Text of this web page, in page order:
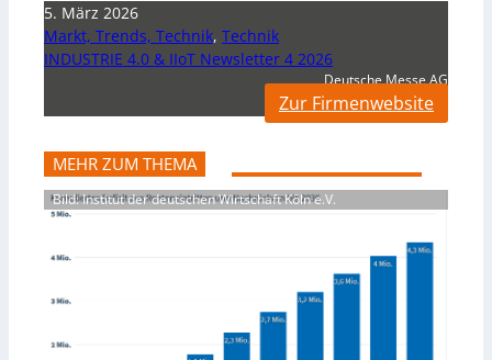
5. März 2026
Markt, Trends, Technik, Technik
INDUSTRIE 4.0 & IIoT Newsletter 4 2026
Deutsche Messe AG
Zur Firmenwebsite
MEHR ZUM THEMA
Bild: Institut der deutschen Wirtschaft Köln e.V.